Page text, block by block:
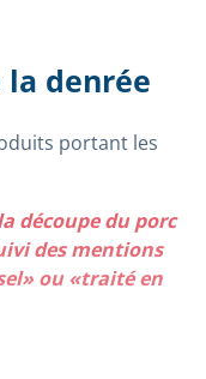
denrée
portant les
découpe du porc
des mentions
ou «traité en